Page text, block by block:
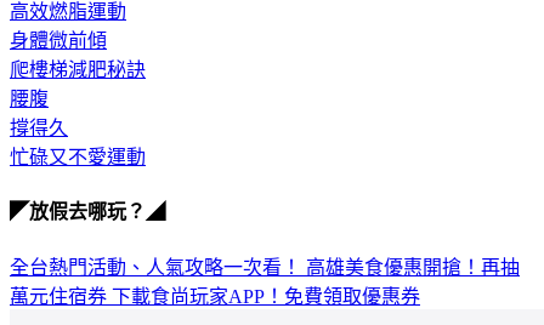
身體微前傾
爬樓梯減肥秘訣
腰腹
撐得久
忙碌又不愛運動
萬元住宿券下載食尚玩家APP！免費領取優惠券